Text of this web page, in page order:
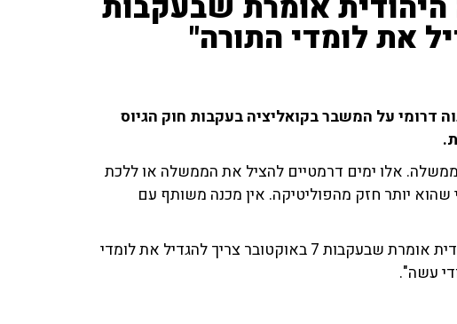
דרומי על המשבר בקואליציה בעקבות חוק הגיוס
אלו ימים דרמטיים להציל את הממשלה או ללכת
שהוא יותר חזק מהפוליטיקה. אין מכנה משותף עם
בהמשך טען עוד לגבי הצד החרדי: "התפיסה היהודית אומרת שבעקבות 7 באוקטובר צריך להגדיל את לומדי